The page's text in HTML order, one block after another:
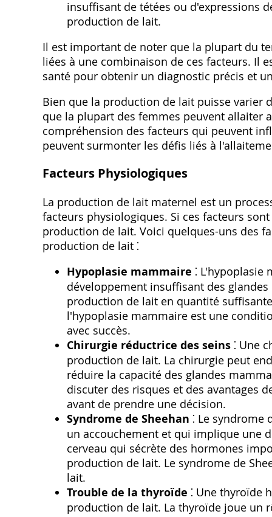
insuffisant de tétées ou d'expressions
production de lait.
Il est important de noter que la plupart du
liées à une combinaison de ces facteurs. Il
santé pour obtenir un diagnostic précis et
Bien que la production de lait puisse varier
que la plupart des femmes peuvent allaiter
compréhension des facteurs qui peuvent
peuvent surmonter les défis liés à
Facteurs Physiologiques
La production de lait maternel est un
facteurs physiologiques. Si ces facteurs
production de lait. Voici quelques-uns des
production de lait ⁚
Hypoplasie mammaire ⁚
développement insuffisant des
production de lait en quantité
l'hypoplasie mammaire est une
avec succès.
Chirurgie réductrice des seins ⁚ Une
production de lait. La chirurgie peut
réduire la capacité des glandes
discuter des risques et des avantages
avant de prendre une décision.
Syndrome de Sheehan ⁚ Le
un accouchement et qui implique une
cerveau qui sécrète des hormones
production de lait. Le syndrome de
lait.
Trouble de la thyroïde ⁚ Une thyroïde
production de lait. La thyroïde joue un